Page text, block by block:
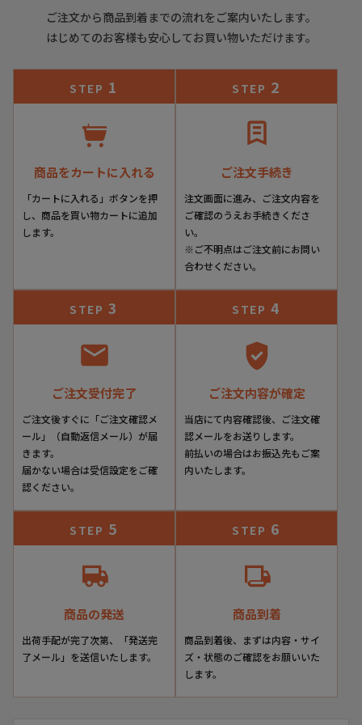
ご注文から商品到着までの流れをご案内いたします。
はじめてのお客様も安心してお買い物いただけます。
STEP 1
商品をカートに入れる
「カートに入れる」ボタンを押
し、商品を買い物カートに追加
します。
STEP 2
ご注文手続き
注文画面に進み、ご注文内容を
ご確認のうえお手続きくださ
い。
※ご不明点はご注文前にお問い
合わせください。
STEP 3
ご注文受付完了
ご注文後すぐに「ご注文確認メ
ール」（自動返信メール）が届
きます。
届かない場合は受信設定をご確
認ください。
STEP 4
ご注文内容が確定
当店にて内容確認後、ご注文確
認メールをお送りします。
前払いの場合はお振込先もご案
内いたします。
STEP 5
商品の発送
出荷手配が完了次第、「発送完
了メール」を送信いたします。
STEP 6
商品到着
商品到着後、まずは内容・サイ
ズ・状態のご確認をお願いいた
します。